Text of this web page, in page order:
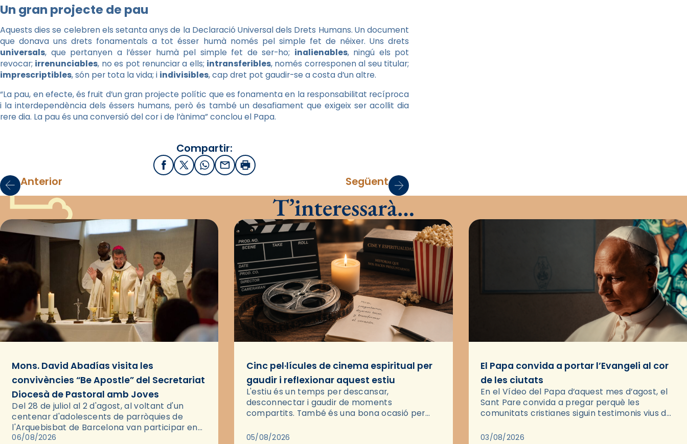
Un gran projecte de pau
Aquests dies se celebren els setanta anys de la Declaració Universal dels Drets Humans. Un document
que donava uns drets fonamentals a tot ésser humà només pel simple fet de néixer. Uns drets
universals, que pertanyen a l’ésser humà pel simple fet de ser-ho; inalienables, ningú els pot
revocar; irrenunciables, no es pot renunciar a ells; intransferibles, només corresponen al seu titular;
imprescriptibles, són per tota la vida; i indivisibles, cap dret pot gaudir-se a costa d’un altre.
“La pau, en efecte, és fruit d’un gran projecte polític que es fonamenta en la responsabilitat recíproca
i la interdependència dels éssers humans, però és també un desafiament que exigeix ser acollit dia
rere dia. La pau és una conversió del cor i de l’ànima” conclou el Papa.
Compartir:
FacebookX / Twitter
WhatsApp
EmailImprimir
Anterior Següent
T’interessarà…
Mons. David Abadías visita les
convivències “Be Apostle” del Secretariat
Diocesà de Pastoral amb Joves
Del 28 de juliol al 2 d'agost, al voltant d'un
centenar d'adolescents de parròquies de
l'Arquebisbat de Barcelona van participar en
les convivències Be Apostle, organitzades pel
06/08/2026
Cinc pel·lícules de cinema espiritual per
gaudir i reflexionar aquest estiu
L'estiu és un temps per descansar,
desconnectar i gaudir de moments
compartits. També és una bona ocasió per
través del cinema, reflexionar sobre les…
05/08/2026
El Papa convida a portar l’Evangeli al cor
de les ciutats
En el Vídeo del Papa d’aquest mes d’agost, el
Sant Pare convida a pregar perquè les
comunitats cristianes siguin testimonis vius de
pregària, el…
03/08/2026